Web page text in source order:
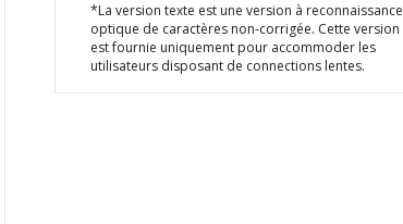
*La version texte est une version à reconnaissance
optique de caractères non-corrigée. Cette version
est fournie uniquement pour accommoder les
utilisateurs disposant de connections lentes.